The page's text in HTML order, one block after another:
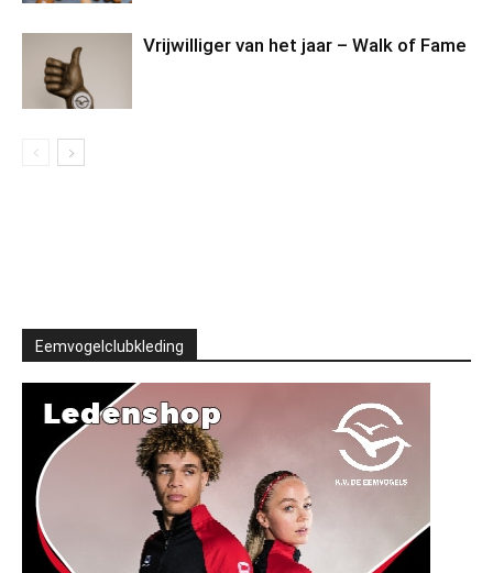
Vrijwilliger van het jaar – Walk of Fame
Eemvogelclubkleding